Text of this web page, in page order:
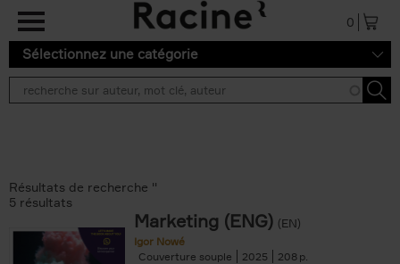
Aller au contenu principal
0
Sélectionnez une catégorie
Résultats de recherche ''
5 résultats
Marketing (ENG) (EN)
Igor Nowé
Couverture souple
2025 208